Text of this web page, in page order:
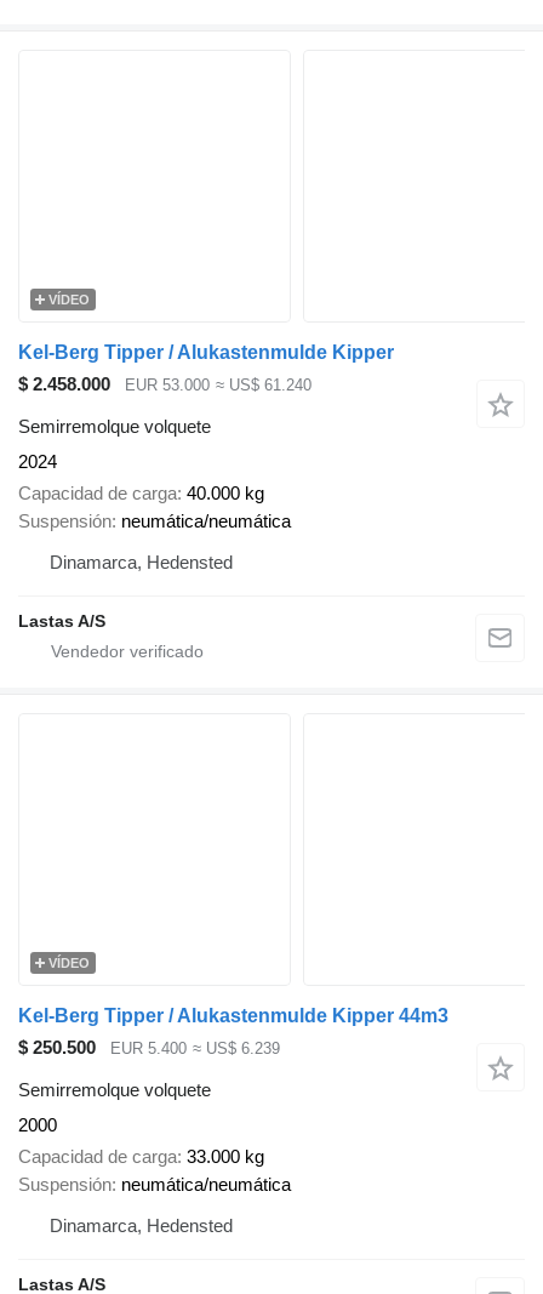
VÍDEO
Kel-Berg Tipper / Alukastenmulde Kipper
$ 2.458.000
EUR 53.000 ≈ US$ 61.240
Semirremolque volquete
2024
Capacidad de carga 40.000 kg
Suspensión neumática/neumática
Dinamarca, Hedensted
Lastas A/S
VÍDEO
Kel-Berg Tipper / Alukastenmulde Kipper 44m3
$ 250.500
EUR 5.400 ≈ US$ 6.239
Semirremolque volquete
2000
Capacidad de carga 33.000 kg
Suspensión neumática/neumática
Dinamarca, Hedensted
Lastas A/S